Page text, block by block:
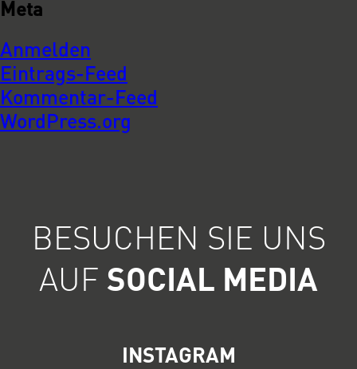
Meta
Anmelden
Eintrags-Feed
Kommentar-Feed
WordPress.org
BESUCHEN SIE UNS
AUF SOCIAL MEDIA
INSTAGRAM